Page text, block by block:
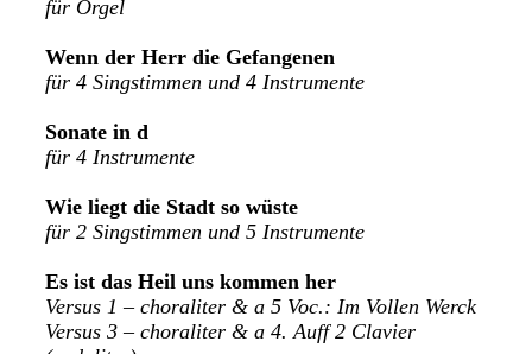
für Orgel
Wenn der Herr die Gefangenen
für 4 Singstimmen und 4 Instrumente
Sonate in d
für 4 Instrumente
Wie liegt die Stadt so wüste
für 2 Singstimmen und 5 Instrumente
Es ist das Heil uns kommen her
Versus 1 – choraliter & a 5 Voc.: Im Vollen Werck
Versus 3 – choraliter & a 4. Auff 2 Clavier